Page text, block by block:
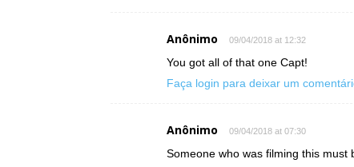
Anônimo 09/04/2018 at 12:32
You got all of that one Capt!
Faça login para deixar um
Anônimo 09/04/2018 at 07:30
Someone who was filming this must